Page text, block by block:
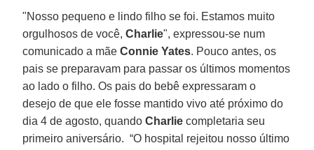
"Nosso pequeno e lindo filho se foi. Estamos muito
orgulhosos de você,Charlie", expressou-se num
comunicado a mãeConnie Yates. Pouco antes, os
pais se preparavam para passar os últimos momentos
ao lado o filho. Os pais do bebê expressaram o
desejo de que ele fosse mantido vivo até próximo do
dia 4 de agosto, quandoCharlie completaria seu
primeiro aniversário. “O hospital rejeitou nosso último